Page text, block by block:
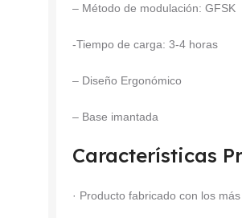
– Método de modulación: GFSK
-Tiempo de carga: 3-4 horas
– Diseño Ergonómico
– Base imantada
Características
· Producto fabricado con los